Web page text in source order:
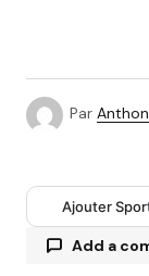
Par
Ajouter
Add a